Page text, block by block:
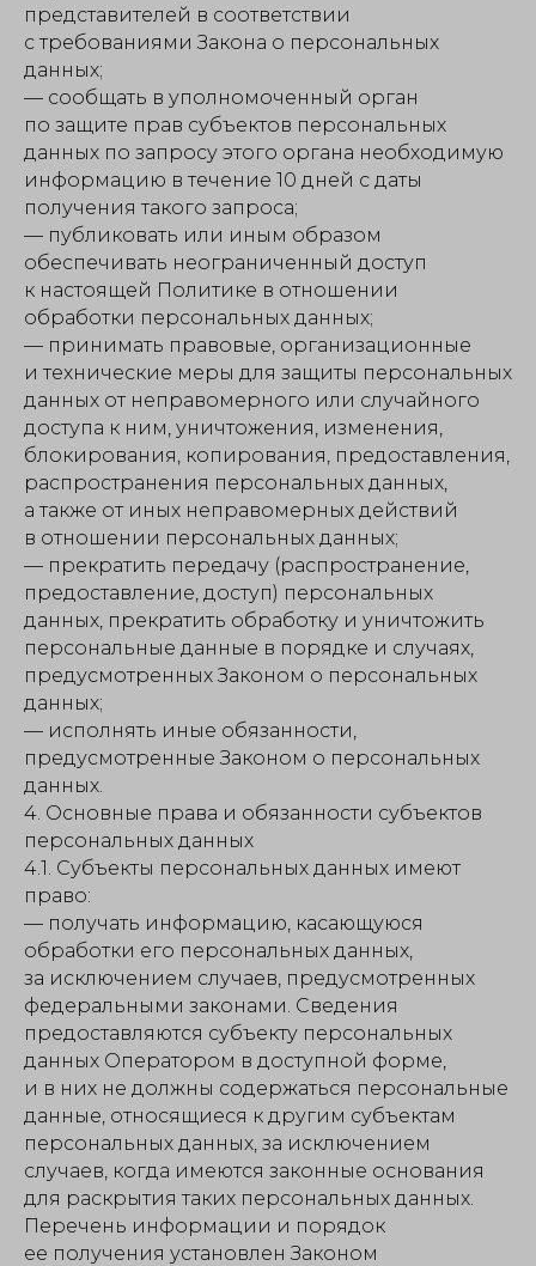
представителей в соответствии
с требованиями Закона о персональных
данных;
— сообщать в уполномоченный орган
по защите прав субъектов персональных
данных по запросу этого органа необходимую
информацию в течение 10 дней с даты
получения такого запроса;
— публиковать или иным образом
обеспечивать неограниченный доступ
к настоящей Политике в отношении
обработки персональных данных;
— принимать правовые, организационные
и технические меры для защиты персональных
данных от неправомерного или случайного
доступа к ним, уничтожения, изменения,
блокирования, копирования, предоставления,
распространения персональных данных,
а также от иных неправомерных действий
в отношении персональных данных;
— прекратить передачу (распространение,
предоставление, доступ) персональных
данных, прекратить обработку и уничтожить
персональные данные в порядке и случаях,
предусмотренных Законом о персональных
данных;
— исполнять иные обязанности,
предусмотренные Законом о персональных
данных.
4. Основные права и обязанности субъектов
персональных данных
4.1. Субъекты персональных данных имеют
право:
— получать информацию, касающуюся
обработки его персональных данных,
за исключением случаев, предусмотренных
федеральными законами. Сведения
предоставляются субъекту персональных
данных Оператором в доступной форме,
и в них не должны содержаться персональные
данные, относящиеся к другим субъектам
персональных данных, за исключением
случаев, когда имеются законные основания
для раскрытия таких персональных данных.
Перечень информации и порядок
ее получения установлен Законом